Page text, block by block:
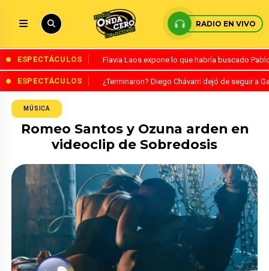
RADIO EN VIVO
ESPECTÁCULOS Flavia Laos expone lo que habría buscado
ESPECTÁCULOS ¿Terminaron? Diego Chávarri dejó de seguir a
MÚSICA
Romeo Santos y Ozuna arden en
videoclip de Sobredosis